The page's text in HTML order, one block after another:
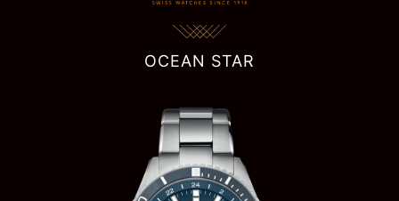
OCEAN STAR